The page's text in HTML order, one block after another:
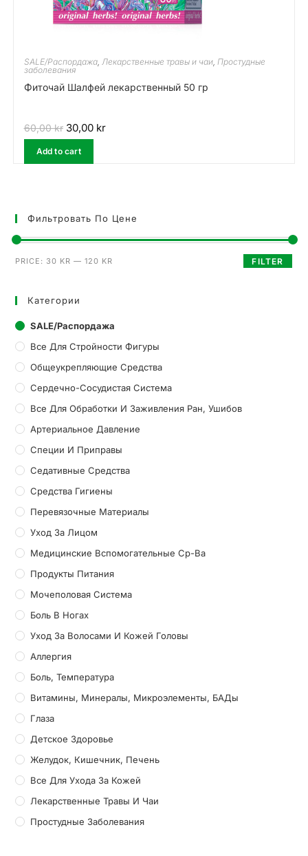
SALE/Распордажа, Лекарственные травы и чаи, Простудные
заболевания
Фиточай Шалфей лекарственный 50 гр
60,00kr 30,00 kr
Add to cart
Фильтровать По Цене
FILTER
PRICE:30 KR —120 KR
Категории
SALE/Распордажа
Все Для Стройности Фигуры
Общеукрепляющие Средства
Сердечно-Сосудистая Система
Все Для Обработки И Заживления Ран, Ушибов
Артериальное Давление
Специи И Приправы
Седативные Средства
Средства Гигиены
Перевязочные Материалы
Уход За Лицом
Медицинские Вспомогательные Ср-Ва
Продукты Питания
Мочеполовая Система
Боль В Ногах
Уход За Волосами И Кожей Головы
Аллергия
Боль, Температура
Витамины, Минералы, Микроэлементы, БАДы
Глаза
Детское Здоровье
Желудок, Кишечник, Печень
Все Для Ухода За Кожей
Лекарственные Травы И Чаи
Простудные Заболевания